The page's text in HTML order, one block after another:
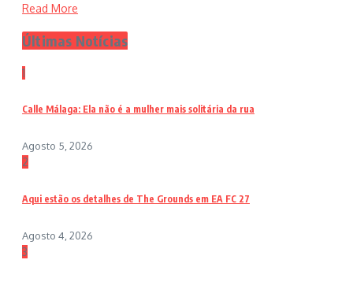
Read More
Últimas Notícias
1
Calle Málaga: Ela não é a mulher mais solitária da rua
Agosto 5, 2026
2
Aqui estão os detalhes de The Grounds em EA FC 27
Agosto 4, 2026
3